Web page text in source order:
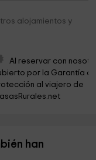
8,3 km
alojamientos y
Al reservar con
por la Garantía
al viajero de
han